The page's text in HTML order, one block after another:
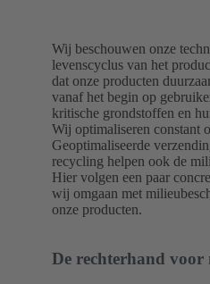
Wij beschouwen onze
levenscyclus van het
dat onze producten
vanaf het begin op
kritische grondstoffen en
Wij optimaliseren constant
Geoptimaliseerde
recycling helpen ook de
Hier volgen een paar
wij omgaan met
onze producten.
De rechterhand voor